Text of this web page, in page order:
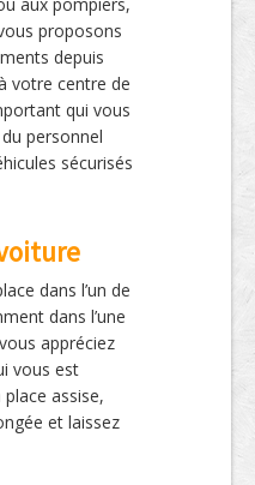
aux pompiers,
proposons
depuis
votre centre de
qui vous
personnel
sécurisés
dans l’un de
dans l’une
appréciez
vous est
assise,
et laissez